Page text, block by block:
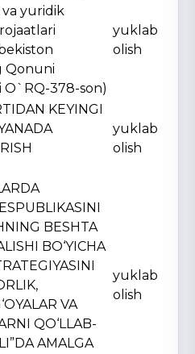
yuridik
Qonuni
O`RQ-378-son)
yuklab
olish
KЕYINGI
yuklab
olish
BЕSHTA
BO‘YICHA
VA
QO‘LLAB-
AMALGA
yuklab
olish